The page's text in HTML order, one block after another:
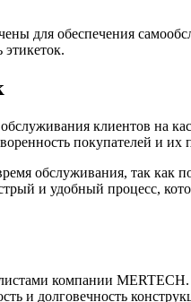
для обеспечения
клиентов на
покупателей и
обслуживания, так
и удобный процесс,
компании MERTECH.
и долговечность